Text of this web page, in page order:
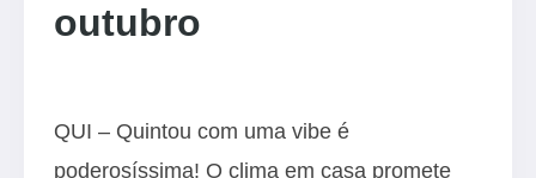
outubro
QUI – Quintou com uma vibe é
poderosíssima! O clima em casa promete